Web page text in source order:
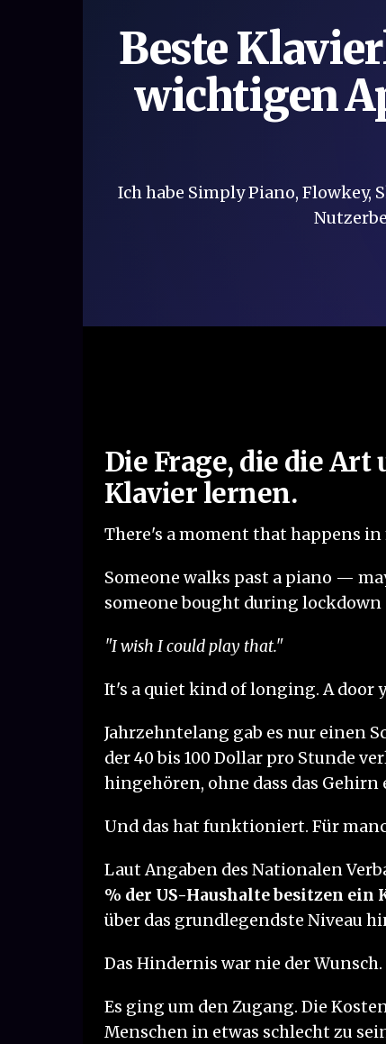
Beste
wichtigen
Ich habe Simply Piano, Flowkey,
Die Frage, die die
Klavier lernen.
There's a moment that happens
Someone walks past a piano —
someone bought during
"I wish I could play that."
It's a quiet kind of longing. A door
Jahrzehntelang gab es nur einen
der 40 bis 100 Dollar pro Stunde
hingehören, ohne dass das Gehirn
Und das hat funktioniert. Für
Laut Angaben des Nationalen
% der US-Haushalte besitzen
über das grundlegendste Niveau
Das Hindernis war nie der Wunsch.
Es ging um den Zugang. Die
Menschen in etwas schlecht zu